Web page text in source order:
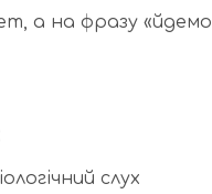
а на фразу «йдемо
слух